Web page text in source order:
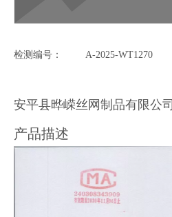
检测编号： A-2025-WT1270
安平县晔嵘丝网制品有限公司
产品描述